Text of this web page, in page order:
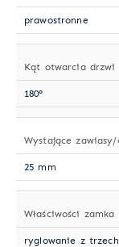
prawostronne
Kąt otwarcia drzwi
180°
Wystające
25 mm
Właściwości zamka
ryglowanie z